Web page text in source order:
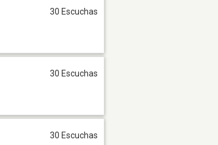
30 Escuchas
30 Escuchas
30 Escuchas